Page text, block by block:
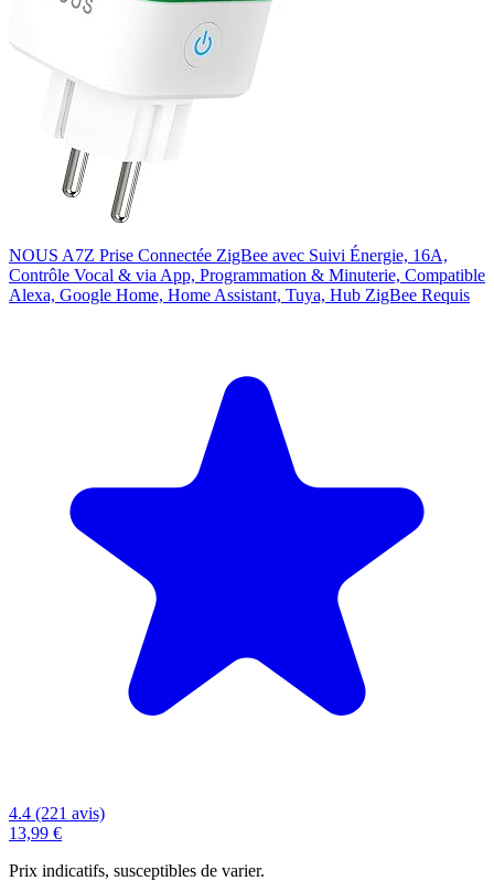
NOUS A7Z Prise Connectée ZigBee avec Suivi Énergie, 16A,
Contrôle Vocal & via App, Programmation & Minuterie, Compatible
Alexa, Google Home, Home Assistant, Tuya, Hub ZigBee Requis
4.4 (221 avis)
13,99 €
Prix indicatifs, susceptibles de varier.